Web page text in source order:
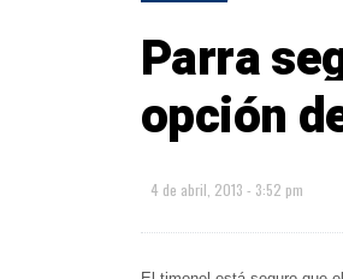
Parra
opción
4 de abril, 2013 - 3:52 pm